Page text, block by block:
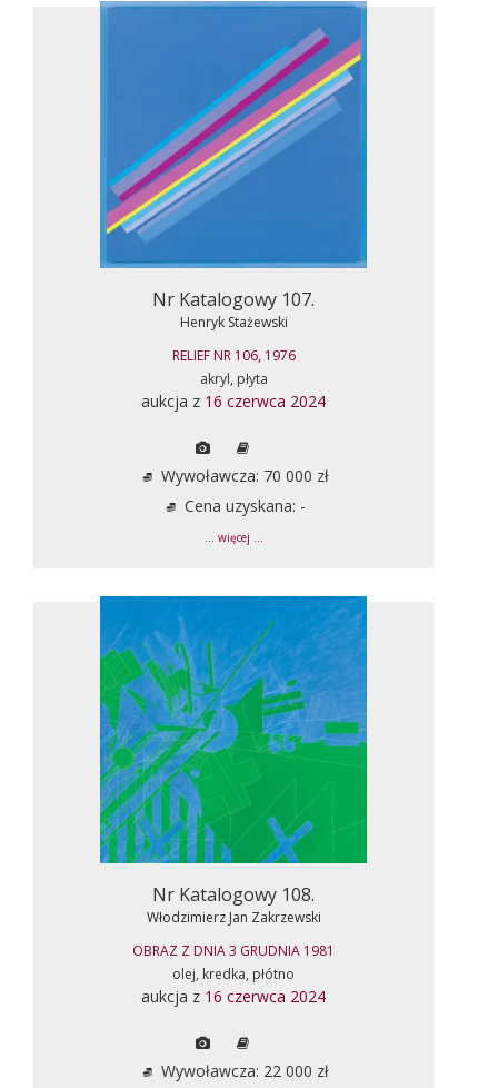
Nr Katalogowy 107.
Henryk Stażewski
RELIEF NR 106, 1976
akryl, płyta
aukcja z 16 czerwca 2024
Wywoławcza: 70 000 zł
Cena uzyskana: -
... więcej ...
Nr Katalogowy 108.
Włodzimierz Jan Zakrzewski
OBRAZ Z DNIA 3 GRUDNIA 1981
olej, kredka, płótno
aukcja z 16 czerwca 2024
Wywoławcza: 22 000 zł